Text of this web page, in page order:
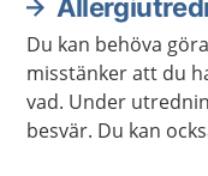
Du kan behöva
misstänker att du
vad. Under
besvär. Du kan